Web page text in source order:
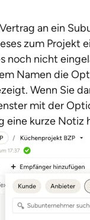
an ein
zum Projekt
noch nicht
Namen die
Wenn Sie
mit der
eine kurze Notiz